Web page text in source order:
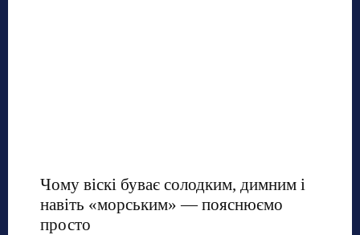
Чому віскі буває солодким, димним і
навіть «морським» — пояснюємо
просто